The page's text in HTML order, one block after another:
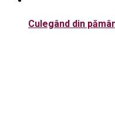
Culegând din